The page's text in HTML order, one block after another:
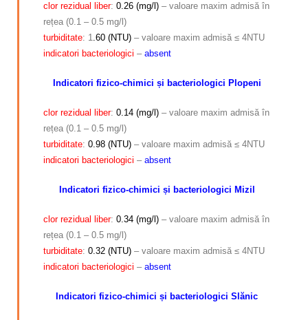
clor rezidual liber: 0.26 (mg/l) – valoare maxim admisă în
rețea (0.1 – 0.5 mg/l)
turbiditate: 1 .60 (NTU) – valoare maxim admisă ≤ 4NTU
indicatori bacteriologici – absent
Indicatori fizico-chimici și bacteriologici Plopeni
clor rezidual liber: 0.14 (mg/l) – valoare maxim admisă în
rețea (0.1 – 0.5 mg/l)
turbiditate: 0.98 (NTU) – valoare maxim admisă ≤ 4NTU
indicatori bacteriologici – absent
Indicatori fizico-chimici și bacteriologici Mizil
clor rezidual liber: 0.34 (mg/l) – valoare maxim admisă în
rețea (0.1 – 0.5 mg/l)
turbiditate: 0.32 (NTU) – valoare maxim admisă ≤ 4NTU
indicatori bacteriologici – absent
Indicatori fizico-chimici și bacteriologici Slănic